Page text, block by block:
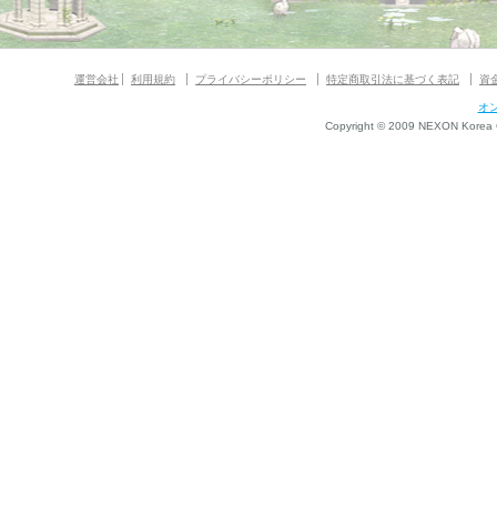
運営会社 利用規約 プライバシーポリシー 特定商取引法に基づく表記 資
オ
Copyright © 2009 NEXON Korea